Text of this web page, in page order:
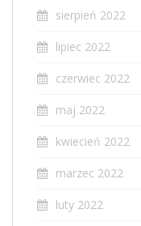
sierpień 2022
lipiec 2022
czerwiec 2022
maj 2022
kwiecień 2022
marzec 2022
luty 2022